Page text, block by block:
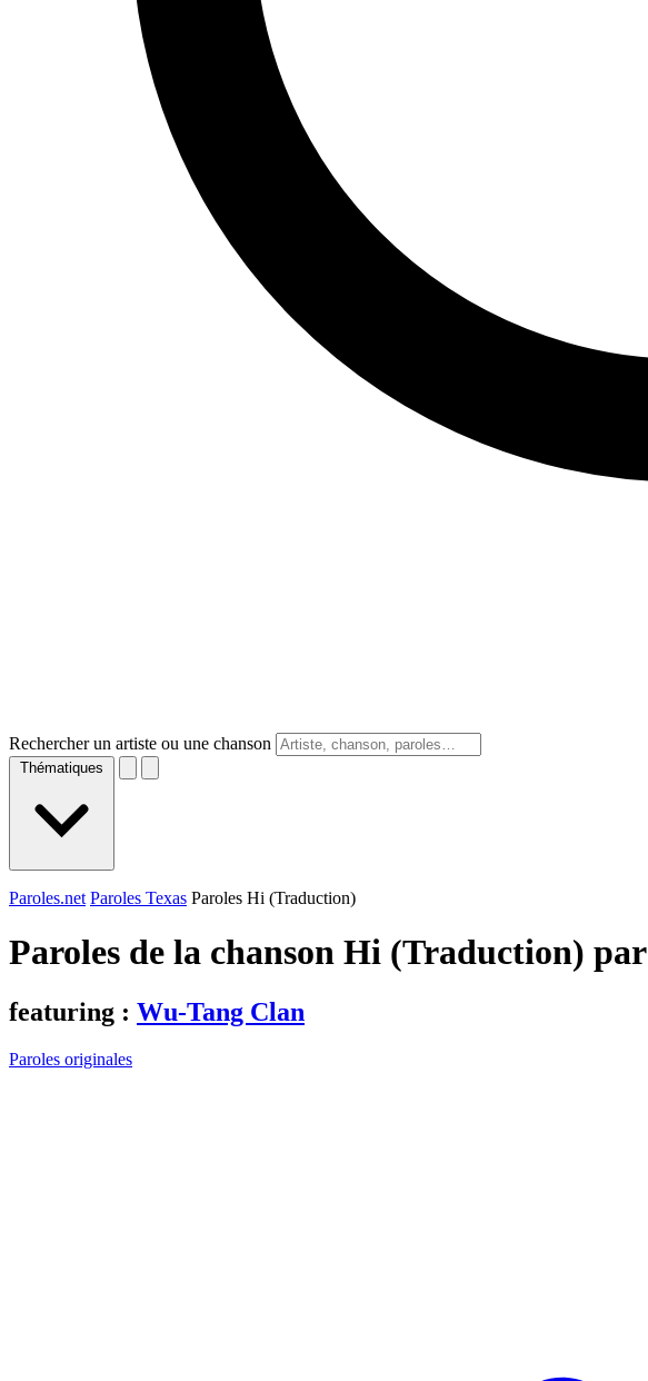
Rechercher un artiste ou une chanson
Thématiques
Paroles.net Paroles Texas Paroles Hi (Traduction)
Paroles de la chanson Hi (Traduction) par
featuring : Wu-Tang Clan
Paroles originales